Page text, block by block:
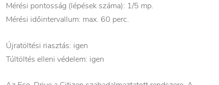
Mérési pontosság (lépések száma): 1/5 mp.
Mérési időintervallum: max. 60 perc.
Újratöltési riasztás: igen
Túltöltés elleni védelem: igen